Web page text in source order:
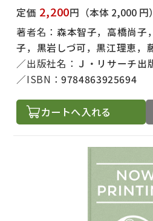
定価 2,200円 （本体 2,000 円）
著者名： 森本智子，高橋尚子
子，黒岩しづ可，黒江理恵，
出版社名： Ｊ・リサーチ出
ISBN：9784863925694
カートへ入れる